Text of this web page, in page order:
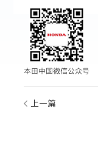
本田中国微信公众号
上一篇